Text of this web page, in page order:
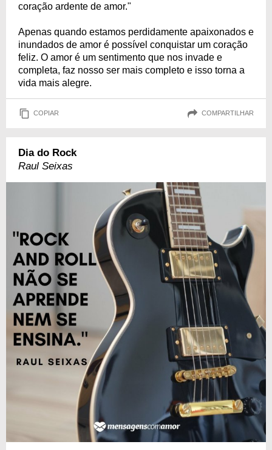
coração ardente de amor."
Apenas quando estamos perdidamente apaixonados e
inundados de amor é possível conquistar um coração
feliz. O amor é um sentimento que nos invade e
completa, faz nosso ser mais completo e isso torna a
vida mais alegre.
COPIAR COMPARTILHAR
Dia do Rock
Raul Seixas